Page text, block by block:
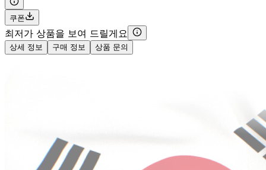
쿠폰
최저가 상품을 보여 드릴게요
상세 정보 구매 정보 상품 문의